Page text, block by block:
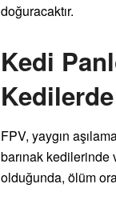
doğuracaktır.
Kedi
Kedilerde
FPV, yaygın
barınak kedilerinde
olduğunda, ölüm